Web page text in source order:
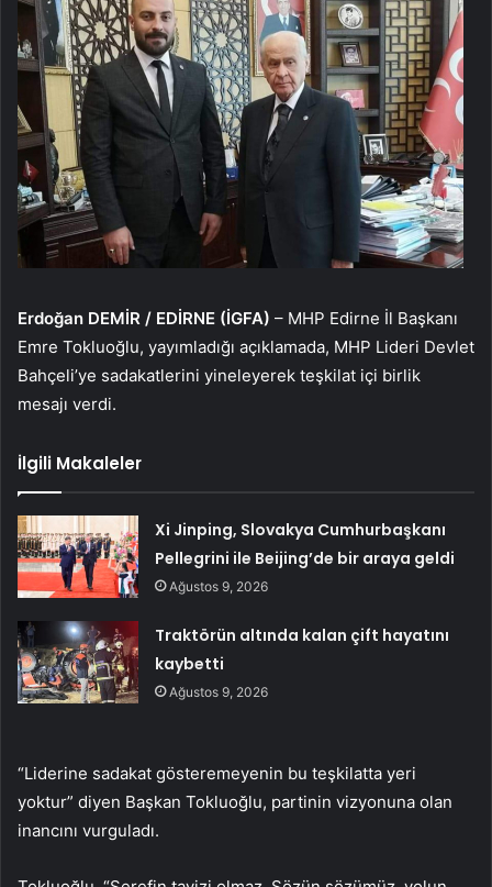
Erdoğan DEMİR / EDİRNE (İGFA) – MHP Edirne İl Başkanı
Emre Tokluoğlu, yayımladığı açıklamada, MHP Lideri Devlet
Bahçeli’ye sadakatlerini yineleyerek teşkilat içi birlik
mesajı verdi.
İlgili Makaleler
Xi Jinping, Slovakya Cumhurbaşkanı
Pellegrini ile Beijing’de bir araya geldi
Ağustos 9, 2026
Traktörün altında kalan çift hayatını
kaybetti
Ağustos 9, 2026
“Liderine sadakat gösteremeyenin bu teşkilatta yeri
yoktur” diyen Başkan Tokluoğlu, partinin vizyonuna olan
inancını vurguladı.